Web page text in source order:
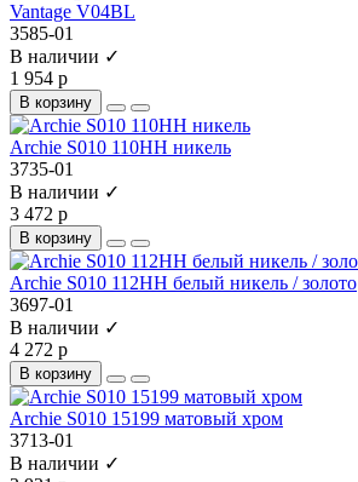
Vantage V04BL
3585-01
В наличии ✓
1 954 р
В корзину
Archie S010 110HH никель
3735-01
В наличии ✓
3 472 р
В корзину
Archie S010 112HH белый никель / золото
3697-01
В наличии ✓
4 272 р
В корзину
Archie S010 15199 матовый хром
3713-01
В наличии ✓